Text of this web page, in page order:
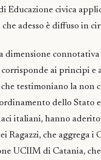
civica
adesso è diffuso in
dimensione
ai principi e
testimoniano la non
dello Stato
italiani, hanno
Ragazzi, che aggrega i
UCIIM di Catania,